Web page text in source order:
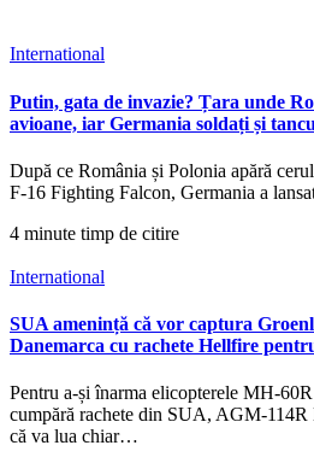
International
Putin, gata de invazie? Țara unde
avioane, iar Germania soldați și
După ce România și Polonia apără
F-16 Fighting Falcon, Germania a
4 minute timp de citire
International
SUA amenință că vor captura
Danemarca cu rachete Hellfire
Pentru a-și înarma elicopterele MH-
cumpără rachete din SUA, AGM-
că va lua chiar…